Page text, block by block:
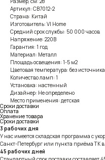
Артикул: CB7012-2
Страна: Китай
Изготовитель: VI Home
Средний срок службы: 50 000 часов
Напряжение: 220В
Гарантия: 1 год
Материал: Металл
Площадь освещения: 1-5 м2
Цветовая температура: без источника
Количество ламп: 1
Установка: настенный
Дизайнер: Не определено
Место применения: детская
Сроки доставки
Оплата
Хранение товара
Сроки доставки
3 рабочих дня
У нас имеется складская программа с
Санкт-Петербург или пункта приёма ТК в
45 рабочих дней